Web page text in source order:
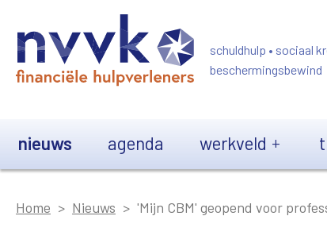
schuldhulp • sociaal
beschermingsbewind
nieuws agenda werkveld
Home Nieuws 'Mijn CBM' geopend voor